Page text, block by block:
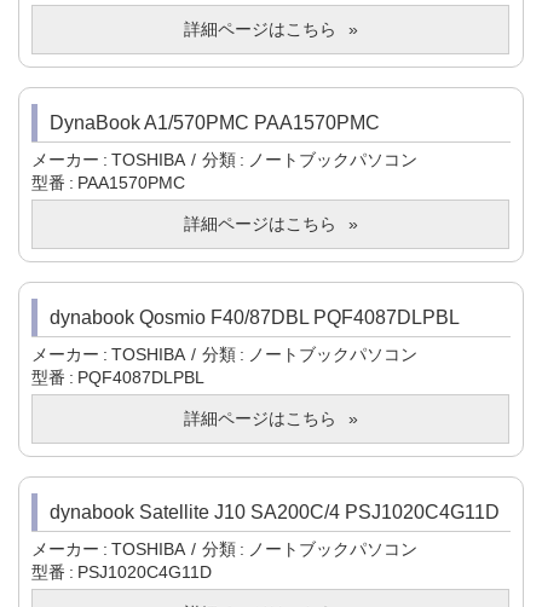
詳細ページはこちら
DynaBook A1/570PMC PAA1570PMC
メーカー TOSHIBA 分類
ノートブックパソコン
型番
PAA1570PMC
詳細ページはこちら
dynabook Qosmio F40/87DBL PQF4087DLPBL
メーカー TOSHIBA 分類
ノートブックパソコン
型番
PQF4087DLPBL
詳細ページはこちら
dynabook Satellite J10 SA200C/4 PSJ1020C4G11D
メーカー TOSHIBA 分類
ノートブックパソコン
型番
PSJ1020C4G11D